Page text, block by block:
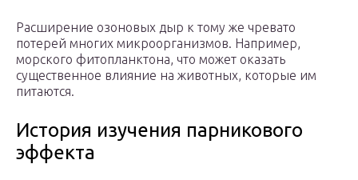
Расширение озоновых дыр к тому же чревато
потерей многих микроорганизмов. Например,
морского фитопланктона, что может оказать
существенное влияние на животных, которые им
питаются.
История изучения парникового
эффекта